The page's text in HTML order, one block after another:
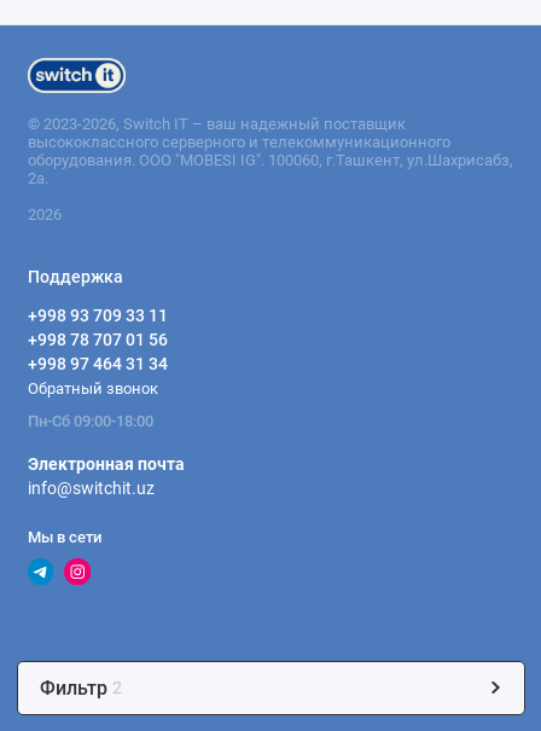
Фильтр 2
© 2023-2026, Switch IT – ваш надежный поставщик
высококлассного серверного и телекоммуникационного
оборудования. ООО "MOBESI IG". 100060, г.Ташкент, ул.Шахрисабз,
2а.
2026
Поддержка
+998 93 709 33 11
+998 78 707 01 56
+998 97 464 31 34
Обратный звонок
Пн-Сб 09:00-18:00
Электронная почта
info@switchit.uz
Мы в сети